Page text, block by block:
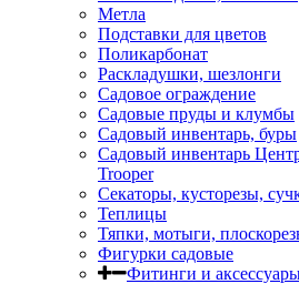
Метла
Подставки для цветов
Поликарбонат
Раскладушки, шезлонги
Садовое ограждение
Садовые пруды и клумбы
Садовый инвентарь, буры
Садовый инвентарь
Trooper
Секаторы, кусторезы,
Теплицы
Тяпки, мотыги,
Фигурки садовые
Фитинги и